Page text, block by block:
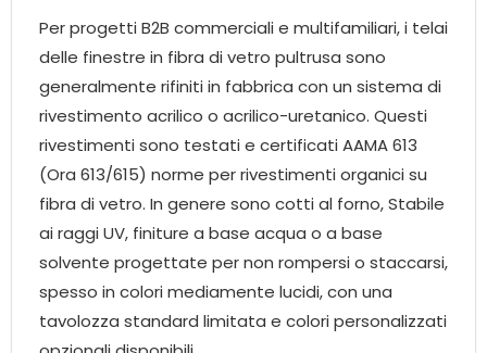
Per progetti B2B commerciali e multifamiliari, i telai
delle finestre in fibra di vetro pultrusa sono
generalmente rifiniti in fabbrica con un sistema di
rivestimento acrilico o acrilico-uretanico. Questi
rivestimenti sono testati e certificati AAMA 613
(Ora 613/615) norme per rivestimenti organici su
fibra di vetro. In genere sono cotti al forno, Stabile
ai raggi UV, finiture a base acqua o a base
solvente progettate per non rompersi o staccarsi,
spesso in colori mediamente lucidi, con una
tavolozza standard limitata e colori personalizzati